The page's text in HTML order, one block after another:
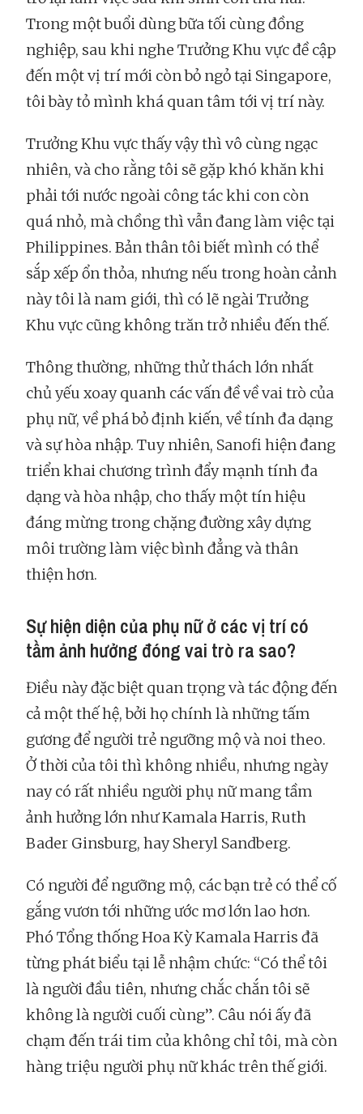
Trong một buổi dùng bữa tối cùng đồng
nghiệp, sau khi nghe Trưởng Khu vực đề cập
đến một vị trí mới còn bỏ ngỏ tại Singapore,
tôi bày tỏ mình khá quan tâm tới vị trí này.
Trưởng Khu vực thấy vậy thì vô cùng ngạc
nhiên, và cho rằng tôi sẽ gặp khó khăn khi
phải tới nước ngoài công tác khi con còn
quá nhỏ, mà chồng thì vẫn đang làm việc tại
Philippines. Bản thân tôi biết mình có thể
sắp xếp ổn thỏa, nhưng nếu trong hoàn cảnh
này tôi là nam giới, thì có lẽ ngài Trưởng
Khu vực cũng không trăn trở nhiều đến thế.
Thông thường, những thử thách lớn nhất
chủ yếu xoay quanh các vấn đề về vai trò của
phụ nữ, về phá bỏ định kiến, về tính đa dạng
và sự hòa nhập. Tuy nhiên, Sanofi hiện đang
triển khai chương trình đẩy mạnh tính đa
dạng và hòa nhập, cho thấy một tín hiệu
đáng mừng trong chặng đường xây dựng
môi trường làm việc bình đẳng và thân
thiện hơn.
Sự hiện diện của phụ nữ ở các vị trí có
tầm ảnh hưởng đóng vai trò ra sao?
Điều này đặc biệt quan trọng và tác động đến
cả một thế hệ, bởi họ chính là những tấm
gương để người trẻ ngưỡng mộ và noi theo.
Ở thời của tôi thì không nhiều, nhưng ngày
nay có rất nhiều người phụ nữ mang tầm
ảnh hưởng lớn như Kamala Harris, Ruth
Bader Ginsburg, hay Sheryl Sandberg.
Có người để ngưỡng mộ, các bạn trẻ có thể cố
gắng vươn tới những ước mơ lớn lao hơn.
Phó Tổng thống Hoa Kỳ Kamala Harris đã
từng phát biểu tại lễ nhậm chức: “Có thể tôi
là người đầu tiên, nhưng chắc chắn tôi sẽ
không là người cuối cùng”. Câu nói ấy đã
chạm đến trái tim của không chỉ tôi, mà còn
hàng triệu người phụ nữ khác trên thế giới.